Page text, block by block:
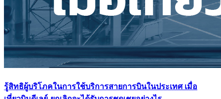
รู้สิทธิผู้บริโภคในการใช้บริการสายการบินในประเทศ เมื่อ